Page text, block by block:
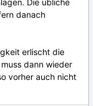
Die übliche
danach
erlischt die
dann wieder
vorher auch nicht